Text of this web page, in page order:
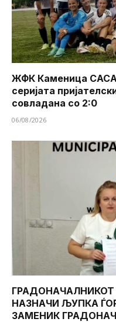
ЖФК Каменица САСА
серијата
совладана со 2:0
06/08/2026
НАЗНАЧИ ЉУПКА
ЗАМЕНИК